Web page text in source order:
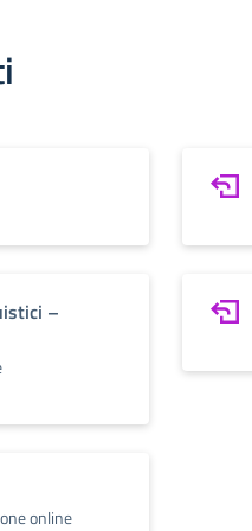
–
online